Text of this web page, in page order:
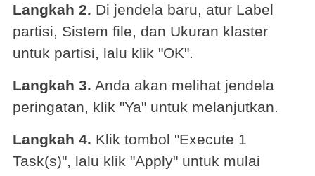
Langkah 2. Di jendela baru, atur Label
partisi, Sistem file, dan Ukuran klaster
untuk partisi, lalu klik "OK".
Langkah 3. Anda akan melihat jendela
peringatan, klik "Ya" untuk melanjutkan.
Langkah 4. Klik tombol "Execute 1
Task(s)", lalu klik "Apply" untuk mulai